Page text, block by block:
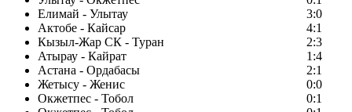
Елимай - Улытау
3:0
Актобе - Кайсар
4:1
Кызыл-Жар СК - Туран
2:3
Атырау - Кайрат
1:4
Астана - Ордабасы
2:1
Жетысу - Женис
0:0
Окжетпес - Тобол
0:1